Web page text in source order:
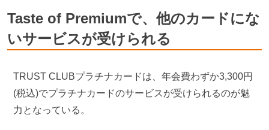
Taste of Premiumで、他のカードにな
いサービスが受けられる
TRUST CLUBプラチナカードは、年会費わずか3,300円
(税込)でプラチナカードのサービスが受けられるのが魅
力となっている。